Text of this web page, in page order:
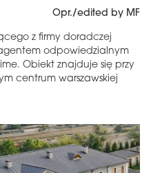
Opr./edited by MF
z firmy doradczej
agentem odpowiedzialnym
Obiekt znajduje się przy
centrum warszawskiej